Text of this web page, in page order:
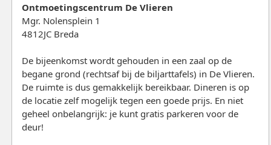
Ontmoetingscentrum De Vlieren
Mgr. Nolensplein 1
4812JC Breda
De bijeenkomst wordt gehouden in een zaal op de
begane grond (rechtsaf bij de biljarttafels) in De Vlieren.
De ruimte is dus gemakkelijk bereikbaar. Dineren is op
de locatie zelf mogelijk tegen een goede prijs. En niet
geheel onbelangrijk: je kunt gratis parkeren voor de
deur!